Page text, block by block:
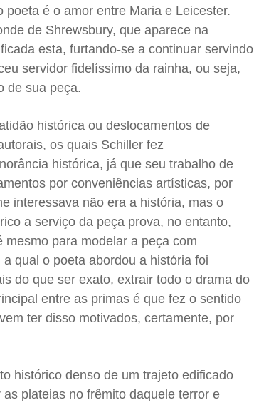
é o amor entre Maria e Leicester.
de Shrewsbury, que aparece na
esta, furtando-se a continuar servindo
servidor fidelíssimo da rainha, ou seja,
de sua peça.
histórica ou deslocamentos de
os quais Schiller fez
histórica, já que seu trabalho de
por conveniências artísticas, por
interessava não era a história, mas o
a serviço da peça prova, no entanto,
para modelar a peça com
qual o poeta abordou a história foi
do que ser exato, extrair todo o drama do
entre as primas é que fez o sentido
ter disso motivados, certamente, por
histórico denso de um trajeto edificado
plateias no frêmito daquele terror e